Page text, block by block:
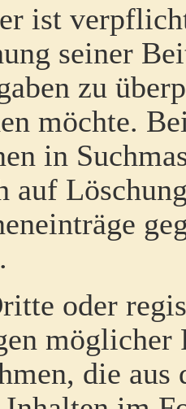
ist
seiner
zu
möchte.
in
auf
oder
möglicher
die